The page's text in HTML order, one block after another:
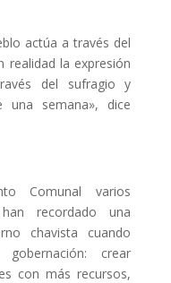
actúa a través del
realidad la expresión
del sufragio y
una semana», dice
Comunal varios
recordado una
chavista cuando
crear
con más recursos,